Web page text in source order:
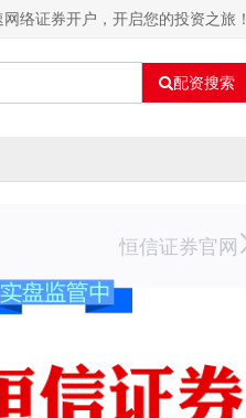
络证券开户，开启您的投资之旅！
配资搜索
恒信证券官网